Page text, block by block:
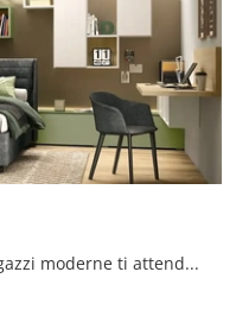
Le più originali camerette per ragazzi moderne ti attendono! Scopri il modello Y114 di Moretti Compact Camerette.